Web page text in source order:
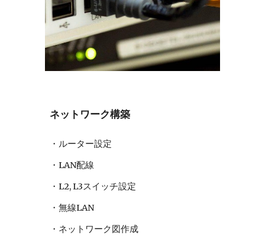
ネットワーク構築
・ルーター設定
・LAN配線
・L2, L3スイッチ設定
・無線LAN
・ネットワーク図作成